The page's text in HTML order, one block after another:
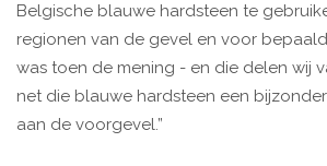
Belgische blauwe hardsteen te
regionen van de gevel en voor
was toen de mening - en die delen wij
net die blauwe hardsteen een
aan de voorgevel.”